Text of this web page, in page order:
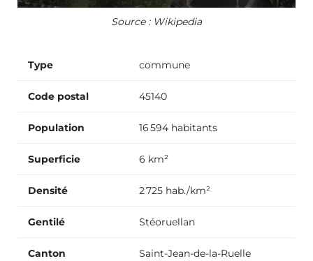
Source : Wikipedia
Type commune
Code postal 45140
Population 16 594 habitants
Superficie 6 km²
Densité 2 725 hab./km²
Gentilé Stéoruellan
Canton Saint-Jean-de-la-Ruelle